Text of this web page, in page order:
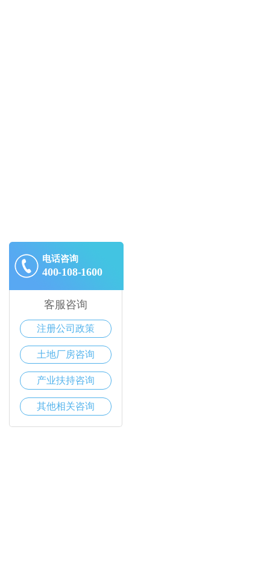
电话咨询
400-108-1600
客服咨询
注册公司政策
土地厂房咨询
产业扶持咨询
其他相关咨询